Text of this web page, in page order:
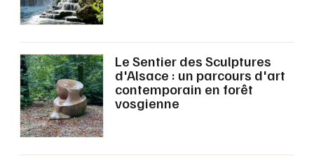
Activités, loisirs et sorties dans le Haut-Rhin
Activités, loisirs et sorties dans le Grand Est
Le Sentier des Sculptures
d'Alsace : un parcours d'art
contemporain en forêt
vosgienne